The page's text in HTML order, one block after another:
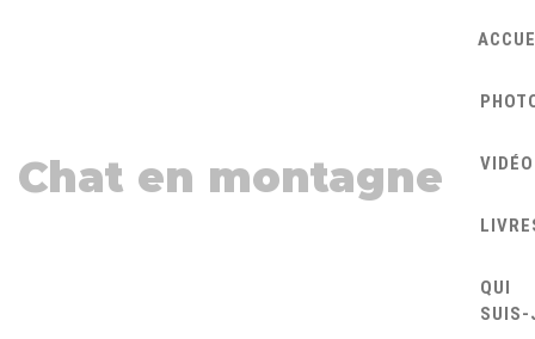
Chat en montagne
QUI
SUIS-